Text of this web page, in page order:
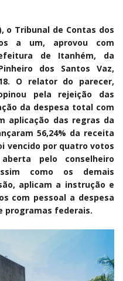
o Tribunal de Contas dos
a um, aprovou com
de Itanhém, da
dos Santos Vaz,
O relator do parecer,
pela rejeição das
da despesa total com
aplicação das regras da
56,24% da receita
vencido por quatro votos
pelo conselheiro
como os demais
aplicam a instrução e
com pessoal a despesa
programas federais.